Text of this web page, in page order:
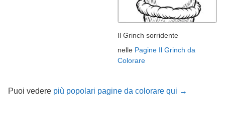
Il Grinch sorridente
nelle Pagine Il Grinch da
Colorare
Puoi vedere più popolari pagine da colorare qui →